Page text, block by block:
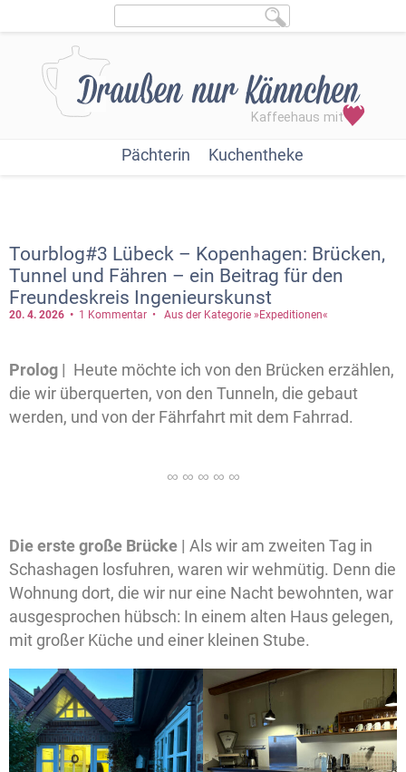
Pächterin Kuchentheke
Tourblog#3 Lübeck – Kopenhagen: Brücken,
Tunnel und Fähren – ein Beitrag für den
Freundeskreis Ingenieurskunst
20. 4. 2026 1 Kommentar Aus der Kategorie »Expeditionen«
Prolog | Heute möchte ich von den Brücken erzählen,
die wir überquerten, von den Tunneln, die gebaut
werden, und von der Fährfahrt mit dem Fahrrad.
Die erste große Brücke | Als wir am zweiten Tag in
Schashagen losfuhren, waren wir wehmütig. Denn die
Wohnung dort, die wir nur eine Nacht bewohnten, war
ausgesprochen hübsch: In einem alten Haus gelegen,
mit großer Küche und einer kleinen Stube.